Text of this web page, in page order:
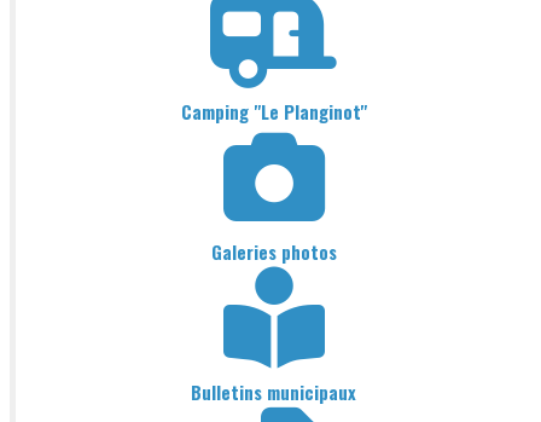
Camping "Le Planginot"
Galeries photos
Bulletins municipaux